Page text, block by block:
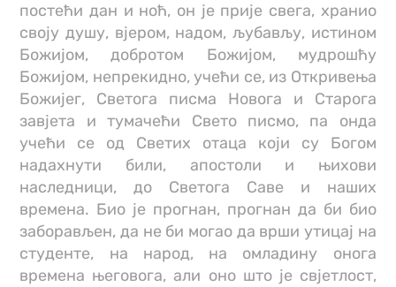
постећи дан и ноћ, он је прије свега, хранио
своју душу, вјером, надом, љубављу, истином
Божијом, добротом Божијом, мудрошћу
Божијом, непрекидно, учећи се, из Откривења
Божијег, Светога писма Новога и Старога
завјета и тумачећи Свето писмо, па онда
учећи се од Светих отаца који су Богом
надахнути били, апостоли и њихови
наследници, до Светога Саве и наших
времена. Био је прогнан, прогнан да би био
заборављен, да не би могао да врши утицај на
студенте, на народ, на омладину онога
времена његовога, али оно што је свјетлост,